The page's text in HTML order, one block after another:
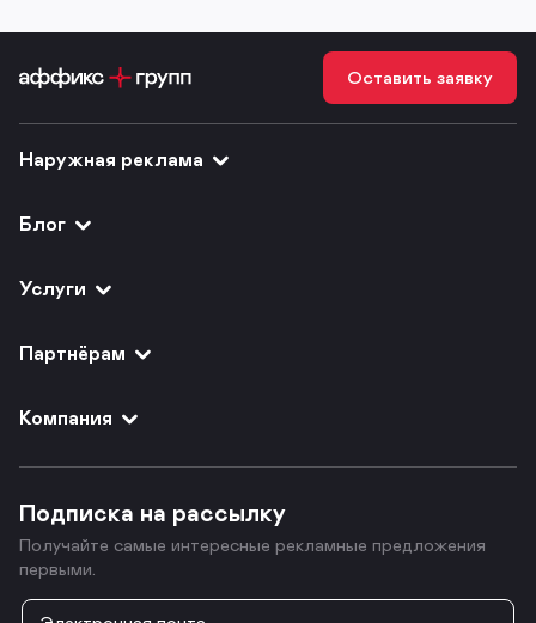
Оставить заявку
Наружная реклама
Блог
Услуги
Партнёрам
Компания
Подписка на рассылку
Получайте самые интересные рекламные предложения
первыми.